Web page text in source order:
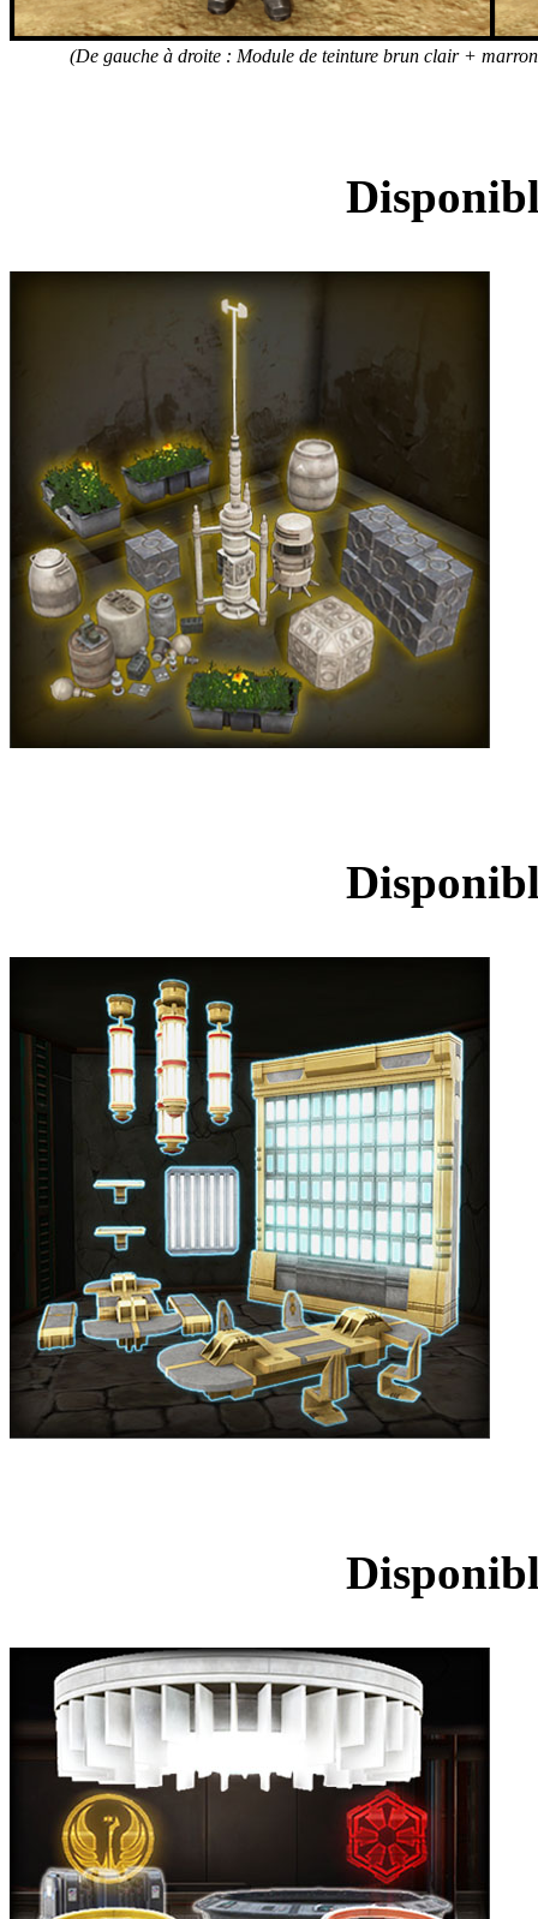
(De gauche à droite : Module de teinture brun clair +